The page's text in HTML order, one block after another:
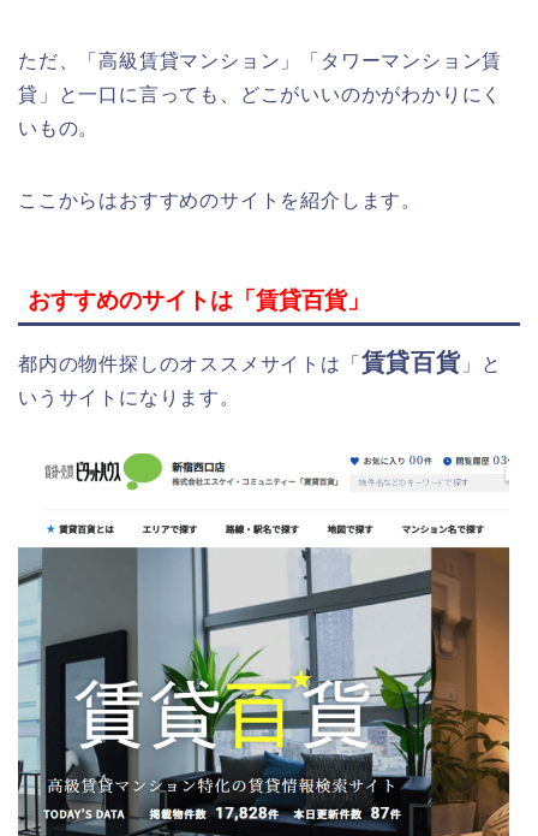
ただ、「高級賃貸マンション」「タワーマンション賃
貸」と一口に言っても、どこがいいのかがわかりにく
いもの。
ここからはおすすめのサイトを紹介します。
おすすめのサイトは「賃貸百貨」
都内の物件探しのオススメサイトは「 賃貸百貨 」と
いうサイトになります。